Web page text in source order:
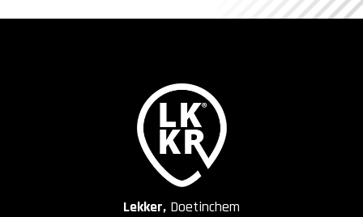
Lekker, Doetinchem